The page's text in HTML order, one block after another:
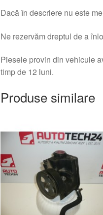
Dacă în descriere nu este
Ne rezervăm dreptul de a
Piesele provin din vehicule
timp de 12 luni.
Produse similare